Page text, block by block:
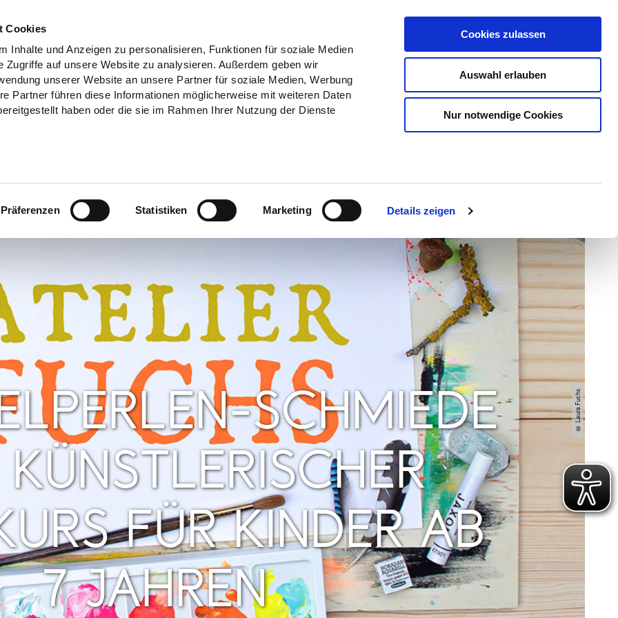
Cookies
Inhalte und Anzeigen zu personalisieren, Funktionen für soziale Medien
Zugriffe auf unsere Website zu analysieren. Außerdem geben wir
unserer Website an unsere Partner für soziale Medien, Werbung
Partner führen diese Informationen möglicherweise mit weiteren Daten
haben oder die sie im Rahmen Ihrer Nutzung der Dienste
Präferenzen Statistiken Marketing Details zeigen
Cookies zulassen
Auswahl erlauben
Nur notwendige Cookies
Erlebnisse Buchen
© Laura Fuchs
SCHMIEDE
FÜR KINDER AB
7 JAHREN